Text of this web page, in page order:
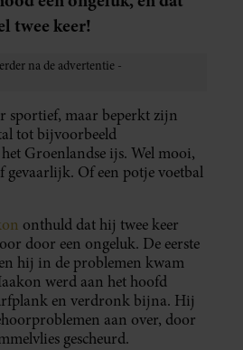
twee keer!
sportief, maar beperkt zijn
tot bijvoorbeeld
Groenlandse ijs. Wel mooi,
gevaarlijk. Of een potje voetbal
onthuld dat hij twee keer
door een ongeluk. De eerste
hij in de problemen kwam
werd aan het hoofd
en verdronk bijna. Hij
aan over, door
gescheurd.